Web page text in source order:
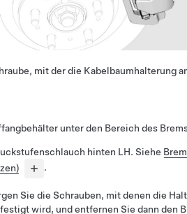
mit der die Kabelbaumhalterung
unter den Bereich des
hinten LH. Siehe
.
Sie die Schrauben, mit denen die
wird, und entfernen Sie dann den